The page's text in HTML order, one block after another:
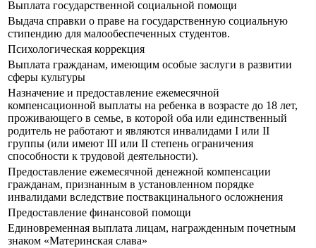
Выплата государственной социальной помощи
Выдача справки о праве на государственную социальную
стипендию для малообеспеченных студентов.
Психологическая коррекция
Выплата гражданам, имеющим особые заслуги в развитии
сферы культуры
Назначение и предоставление ежемесячной
компенсационной выплаты на ребенка в возрасте до 18 лет,
проживающего в семье, в которой оба или единственный
родитель не работают и являются инвалидами I или II
группы (или имеют III или II степень ограничения
способности к трудовой деятельности).
Предоставление ежемесячной денежной компенсации
гражданам, признанным в установленном порядке
инвалидами вследствие поствакцинального осложнения
Предоставление финансовой помощи
Единовременная выплата лицам, награжденным почетным
знаком «Материнская слава»